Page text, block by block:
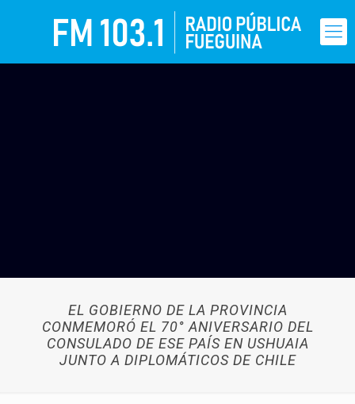
EL GOBIERNO DE LA PROVINCIA
CONMEMORÓ EL 70° ANIVERSARIO DEL
CONSULADO DE ESE PAÍS EN USHUAIA
JUNTO A DIPLOMÁTICOS DE CHILE